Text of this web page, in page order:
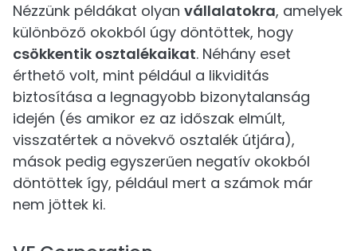
Nézzünk példákat olyan vállalatokra, amelyek
különböző okokból úgy döntöttek, hogy
csökkentik osztalékaikat. Néhány eset
érthető volt, mint például a likviditás
biztosítása a legnagyobb bizonytalanság
idején (és amikor ez az időszak elmúlt,
visszatértek a növekvő osztalék útjára),
mások pedig egyszerűen negatív okokból
döntöttek így, például mert a számok már
nem jöttek ki.